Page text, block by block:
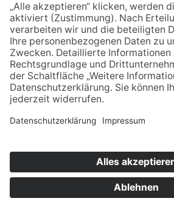
Uns unterstützen / Spenden
Alle Termine
Übersichtskarte
Veranstaltung anmelden
Kontakt Datenschutz
© 2021-2026 | wir pflegen -